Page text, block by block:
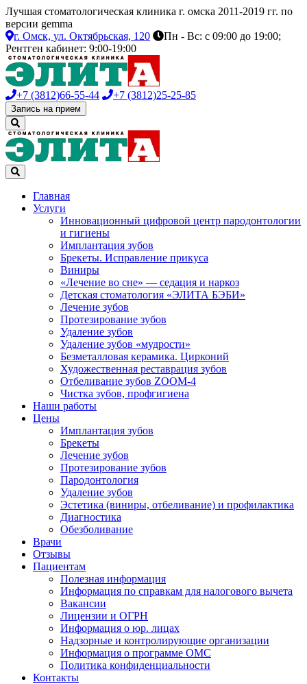
Лучшая стоматологическая клиника г. омска 2011-2019 гг. по
версии gemma
г. Омск, ул. Октябрьская, 120
Пн - Вс: с 09:00 до 19:00;
Рентген кабинет: 9:00-19:00
+7 (3812)66-55-44 +7 (3812)25-25-85
Запись на прием
Главная
Услуги
Инновационный цифровой центр пародонтологии
и гигиены
Имплантация зубов
Брекеты. Исправление прикуса
Виниры
«Лечение во сне» — седация и наркоз
Детская стоматология «ЭЛИТА БЭБИ»
Лечение зубов
Протезирование зубов
Удаление зубов
Удаление зубов «мудрости»
Безметалловая керамика. Цирконий
Художественная реставрация зубов
Отбеливание зубов ZOOM-4
Чистка зубов, профгигиена
Наши работы
Цены
Имплантация зубов
Брекеты
Лечение зубов
Протезирование зубов
Пародонтология
Удаление зубов
Эстетика (виниры, отбеливание) и профилактика
Диагностика
Обезболивание
Врачи
Отзывы
Пациентам
Полезная информация
Информация по справкам для налогового вычета
Вакансии
Лицензии и ОГРН
Информация о юр. лицах
Надзорные и контролирующие организации
Информация о программе ОМС
Политика конфиденциальности
Контакты